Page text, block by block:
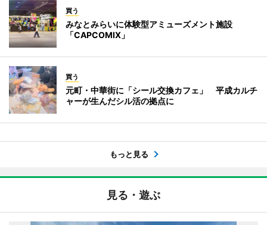
買う
みなとみらいに体験型アミューズメント施設
「CAPCOMIX」
買う
元町・中華街に「シール交換カフェ」 平成カルチ
ャーが生んだシル活の拠点に
もっと見る
見る・遊ぶ